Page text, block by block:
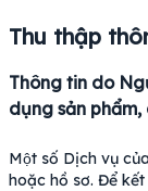
Thu thập
Thông tin do
dụng sản
Một số Dịch vụ
hoặc hồ sơ. Để